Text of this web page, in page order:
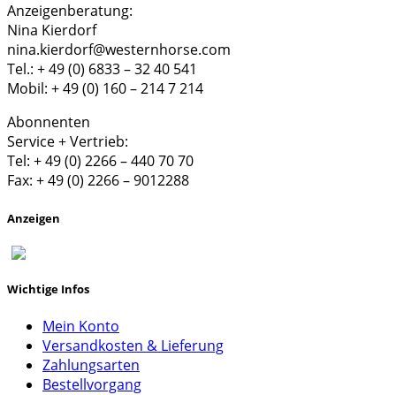
Anzeigenberatung:
Nina Kierdorf
nina.kierdorf@westernhorse.com
Tel.: + 49 (0) 6833 – 32 40 541
Mobil: + 49 (0) 160 – 214 7 214
Abonnenten
Service + Vertrieb:
Tel: + 49 (0) 2266 – 440 70 70
Fax: + 49 (0) 2266 – 9012288
Anzeigen
Wichtige Infos
Mein Konto
Versandkosten & Lieferung
Zahlungsarten
Bestellvorgang